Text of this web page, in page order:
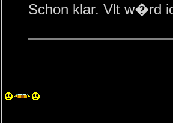
Schon klar. Vlt w�rd